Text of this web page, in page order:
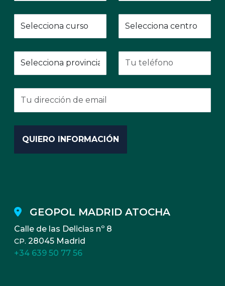
GEOPOL MADRID ATOCHA
Calle de las Delicias nº 8
CP. 28045 Madrid
+34 639 50 77 56